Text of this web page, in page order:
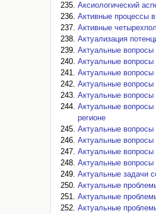
Аксиологический
Активные процессы
Активные
Актуализация
Актуальные вопросы
Актуальные вопросы
Актуальные
Актуальные вопросы
Актуальные
Актуальные вопросы
регионе
Актуальные вопросы
Актуальные вопросы
Актуальные вопросы
Актуальные вопросы
Актуальные задачи
Актуальные
Актуальные
Актуальные